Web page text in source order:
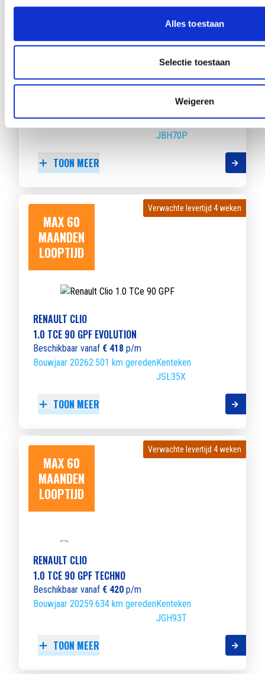
Alles toestaan
Selectie toestaan
Weigeren
LOOPTIJD
RENAULT CLIO
Bouwjaar 20258.571 km geredenKenteken
JBH70P
TOON MEER
MAX 60
MAANDEN
LOOPTIJD
Verwachte levertijd 4 weken
Verwachte levertijd 4 weken
RENAULT CLIO
1.0 TCE 90 GPF EVOLUTION
Beschikbaar vanaf € 418 p/m
Bouwjaar 20262.501 km geredenKenteken
JSL35X
TOON MEER
MAX 60
MAANDEN
LOOPTIJD
Verwachte levertijd 4 weken
Verwachte levertijd 4 weken
RENAULT CLIO
1.0 TCE 90 GPF TECHNO
Beschikbaar vanaf € 420 p/m
Bouwjaar 20259.634 km geredenKenteken
JGH93T
TOON MEER